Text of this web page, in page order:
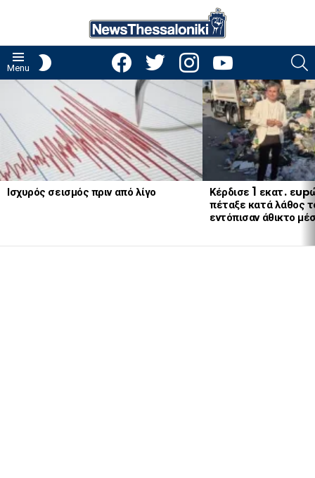
Menu
facebooktwitter instagramyoutube
LATEST
STORIES
Ισχυρός σεισμός πριν από λίγο
Κέρδισε 1 εκατ.
πέταξε κατά λάθος
εντόπισαν άθικτο